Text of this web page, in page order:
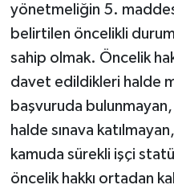
yönetmeliğin 5.
belirtilen öncelikli
sahip olmak. Öncelik
davet edildikleri halde
başvuruda
halde sınava
kamuda sürekli işçi
öncelik hakkı ortadan